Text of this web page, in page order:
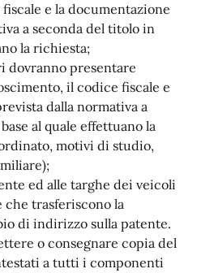
e la documentazione
a seconda del titolo in
la richiesta;
presentare
il codice fiscale e
dalla normativa a
al quale effettuano la
motivi di studio,
ed alle targhe dei veicoli
trasferiscono la
di indirizzo sulla patente.
o consegnare copia del
a tutti i componenti